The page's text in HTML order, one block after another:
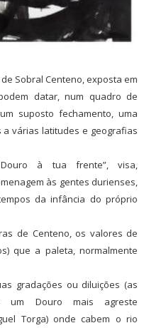
Sobral Centeno, exposta em
datar, num quadro de
suposto fechamento, uma
várias latitudes e geografias
à tua frente”, visa,
às gentes durienses,
da infância do próprio
de Centeno, os valores de
que a paleta, normalmente
gradações ou diluições (as
um Douro mais agreste
Torga) onde cabem o rio